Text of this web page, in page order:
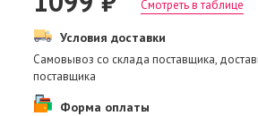
Смотреть в таблице
Условия доставки
Самовывоз со склада поставщика,
поставщика
Форма оплаты